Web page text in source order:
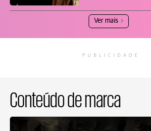
Ver mais
PUBLICIDADE
Conteúdo de marca